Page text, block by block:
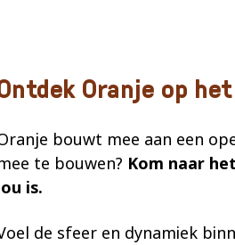
Oranje op
bouwt mee aan een
te bouwen? Kom naar
is.
de sfeer en dynamiek